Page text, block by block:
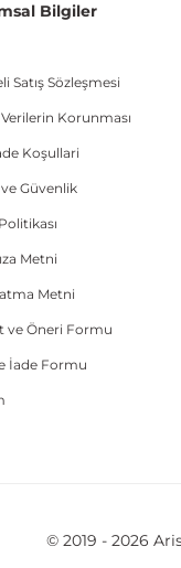
Bilgiler
Satış Sözleşmesi
Korunması
Koşullari
Güvenlik
Metni
Metni
ve Öneri Formu
İade Formu
© 2019 - 2026